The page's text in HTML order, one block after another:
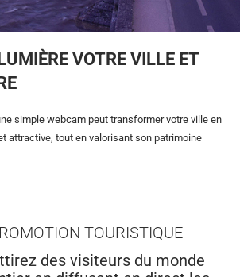
VOTRE VILLE ET
simple webcam peut transformer votre ville en
attractive, tout en valorisant son patrimoine
TOURISTIQUE
des visiteurs du monde